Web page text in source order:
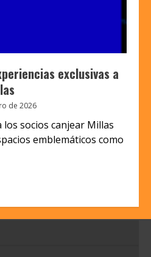
exclusivas a
de 2026
socios canjear Millas
emblemáticos como